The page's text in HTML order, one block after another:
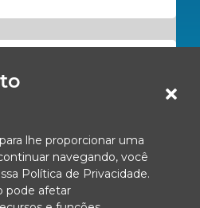
lhe proporcionar uma
navegando, você
Política de Privacidade.
pode afetar
da Fenacon.
nossa Política de Privacidade